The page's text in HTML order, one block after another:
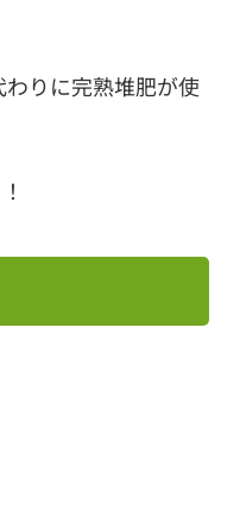
りに完熟堆肥が使